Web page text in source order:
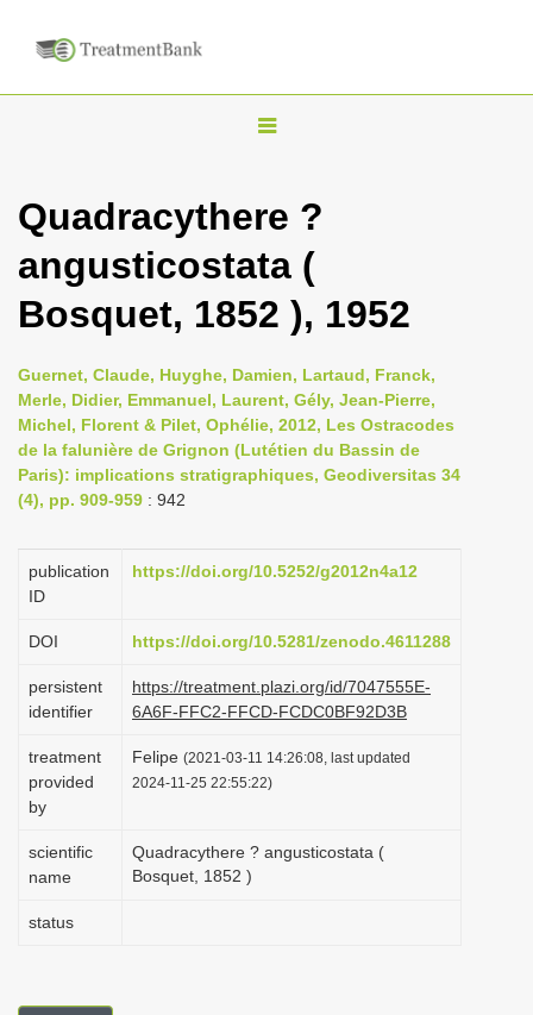
T
g
l
n
v
i
g
Quadracythere ?
angusticostata (
Bosquet, 1852 ), 1952
Guernet, Claude, Huyghe, Damien, Lartaud, Franck,
Merle, Didier, Emmanuel, Laurent, Gély, Jean-Pierre,
Michel, Florent & Pilet, Ophélie, 2012, Les Ostracodes
de la falunière de Grignon (Lutétien du Bassin de
Paris): implications stratigraphiques, Geodiversitas 34
(4), pp. 909-959 : 942
publication
ID
https://doi.org/10.5252/g2012n4a12
DOI https://doi.org/10.5281/zenodo.4611288
persistent
identifier
https://treatment.plazi.org/id/7047555E-
6A6F-FFC2-FFCD-FCDC0BF92D3B
treatment
provided
by
Felipe (2021-03-11 14:26:08, last updated
2024-11-25 22:55:22)
scientific
name
Quadracythere ? angusticostata (
Bosquet, 1852 )
status